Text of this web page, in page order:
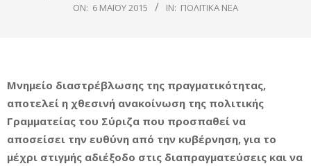
ON: 6 ΜΑΪ́ΟΥ 2015 IN: ΠΟΛΙΤΙΚΆ ΝΈΑ
Μνημείο διαστρέβλωσης της πραγματικότητας,
αποτελεί η χθεσινή ανακοίνωση της πολιτικής
Γραμματείας του Σύριζα που προσπαθεί να
αποσείσει την ευθύνη από την κυβέρνηση, για το
μέχρι στιγμής αδιέξοδο στις διαπραγματεύσεις και να